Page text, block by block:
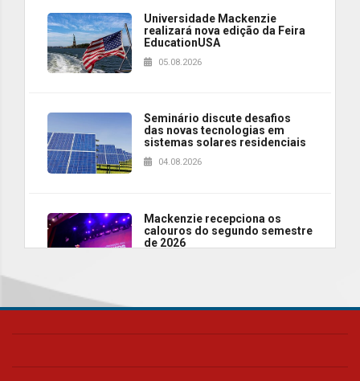
Universidade Mackenzie
realizará nova edição da Feira
EducationUSA
05.08.2026
Seminário discute desafios
das novas tecnologias em
sistemas solares residenciais
04.08.2026
Mackenzie recepciona os
calouros do segundo semestre
de 2026
Brasília prepara seus